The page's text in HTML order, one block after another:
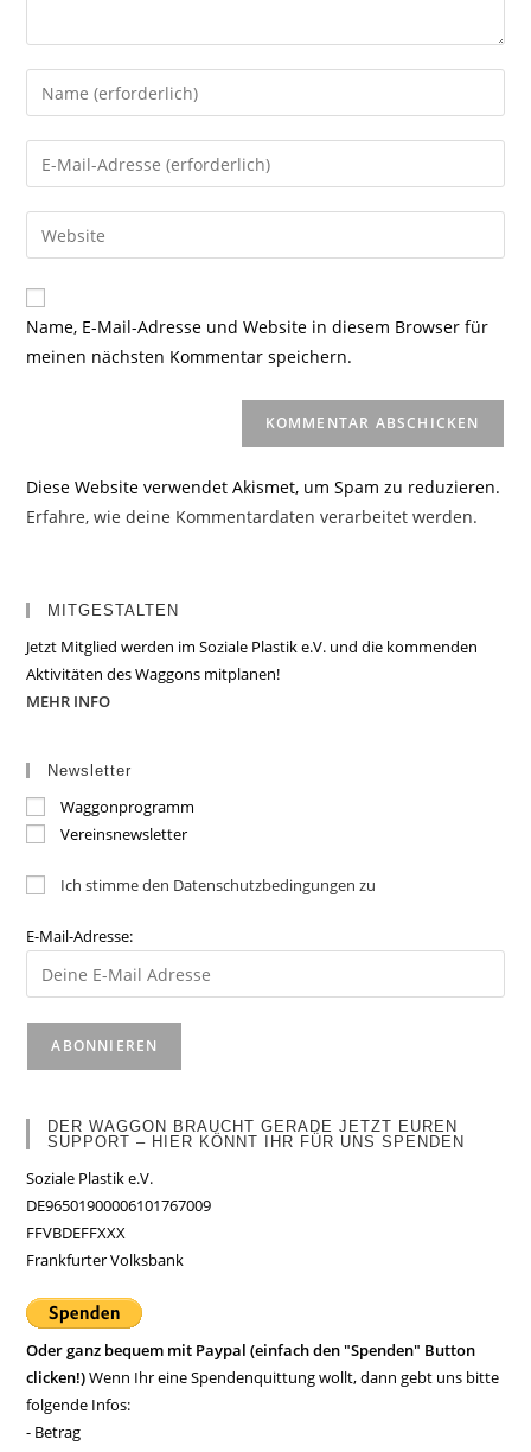
Gib
deinen
Namen
oder
zum
Kommentieren
ein
Gib
deine
E-
Mail-
zum
Kommentieren
ein
Gib
deine
Website-
URL
Name, E-Mail-Adresse und Website in diesem Browser für
meinen nächsten Kommentar speichern.
Diese Website verwendet Akismet, um Spam zu reduzieren.
Erfahre, wie deine Kommentardaten verarbeitet werden.
MITGESTALTEN
Jetzt Mitglied werden im Soziale Plastik e.V. und die kommenden
Aktivitäten des Waggons mitplanen!
MEHR INFO
Newsletter
Waggonprogramm
Vereinsnewsletter
Ich stimme den Datenschutzbedingungen zu
E-Mail-Adresse:
DER WAGGON BRAUCHT GERADE JETZT EUREN
SUPPORT – HIER KÖNNT IHR FÜR UNS SPENDEN
Soziale Plastik e.V.
DE96501900006101767009
FFVBDEFFXXX
Frankfurter Volksbank
Oder ganz bequem mit Paypal (einfach den "Spenden" Button
clicken!)Wenn Ihr eine Spendenquittung wollt, dann gebt uns bitte
folgende Infos:
- Betrag